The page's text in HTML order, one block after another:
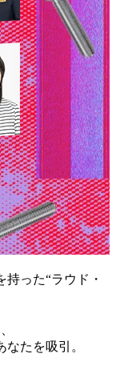
った“ラウド・
たを吸引。